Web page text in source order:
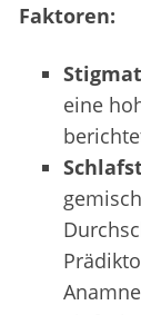
Faktoren:
eine